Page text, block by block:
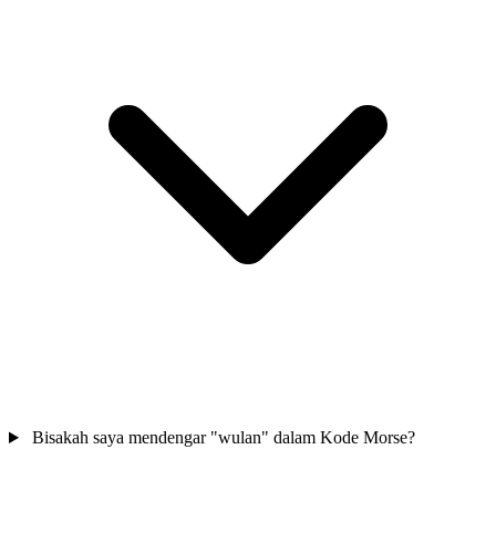
Bisakah saya mendengar "wulan" dalam Kode Morse?